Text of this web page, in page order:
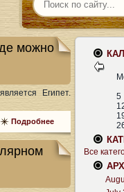
можно
Египет.
Подробнее
5
Все